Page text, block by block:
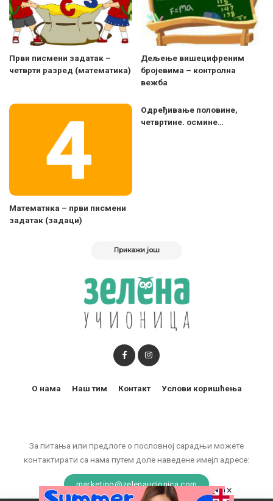
Први писмени задатак –
четврти разред (математика)
Дељење вишецифреним
бројевима – контролна
вежба
Математика – први писмени
задатак (задаци)
Oдређивање половине,
четвртине. осмине…
Прикажи још
За питања или предлоге о пословној сарадњи можете
контактирати са нама путем доле наведене имејл адресе:
marketing@zelenaucionica.com
О нама Наш тим Контакт Услови коришћења
×